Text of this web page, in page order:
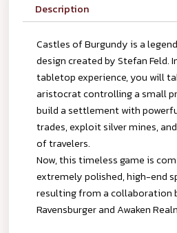
Description
Castles of Burgundy is a
design created by Stefan Feld.
tabletop experience, you will
aristocrat controlling a small
build a settlement with
trades, exploit silver mines,
of travelers.
Now, this timeless game is
extremely polished, high-end
resulting from a collaboration
Ravensburger and Awaken